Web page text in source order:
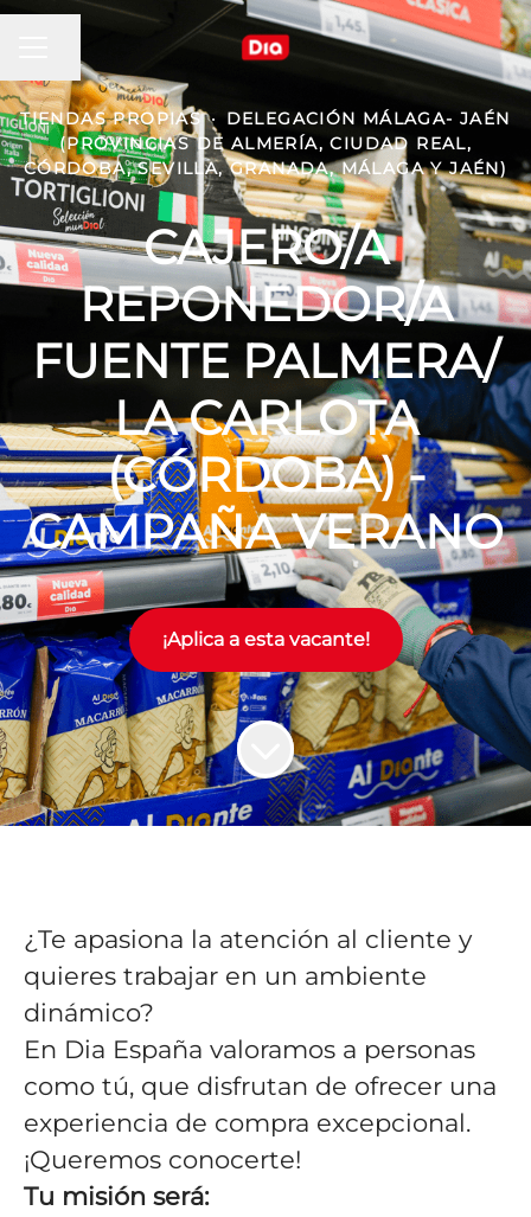
MENÚ DE EMPLEO
Compartir página
TIENDAS PROPIAS ·
DELEGACIÓN MÁLAGA- JAÉN
(PROVINCIAS DE ALMERÍA, CIUDAD REAL,
CÓRDOBA, SEVILLA, GRANADA, MÁLAGA Y JAÉN)
CAJERO/A
REPONEDOR/A
FUENTE PALMERA/
LA CARLOTA
(CÓRDOBA) -
CAMPAÑA VERANO
¡Aplica a esta vacante!
¿Te apasiona la atención al cliente y
quieres trabajar en un ambiente
dinámico?
En Dia España valoramos a personas
como tú, que disfrutan de ofrecer una
experiencia de compra excepcional.
¡Queremos conocerte!
Tu misión será: